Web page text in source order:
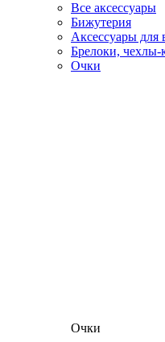
Все аксессуары
Бижутерия
Аксессуары для
Брелоки,
Очки
Очки